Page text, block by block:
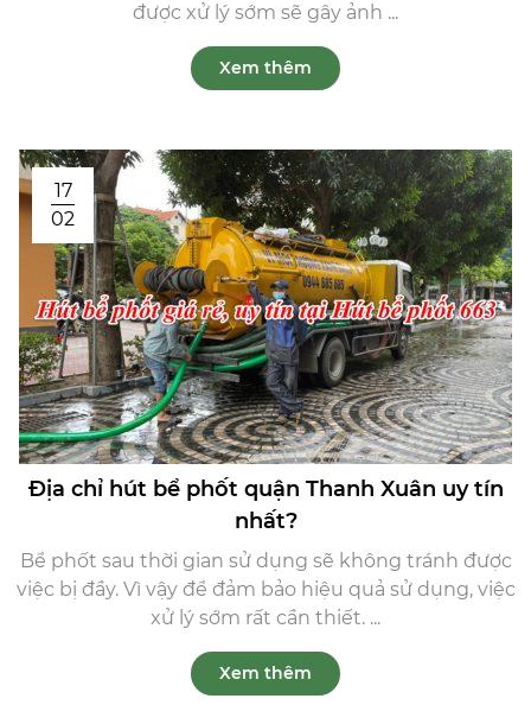
được xử lý sớm sẽ gây ảnh ...
Xem thêm
17
02
Địa chỉ hút bể phốt quận Thanh Xuân uy tín
nhất?
Bể phốt sau thời gian sử dụng sẽ không tránh được
việc bị đầy. Vì vậy để đảm bảo hiệu quả sử dụng, việc
xử lý sớm rất cần thiết. ...
Xem thêm